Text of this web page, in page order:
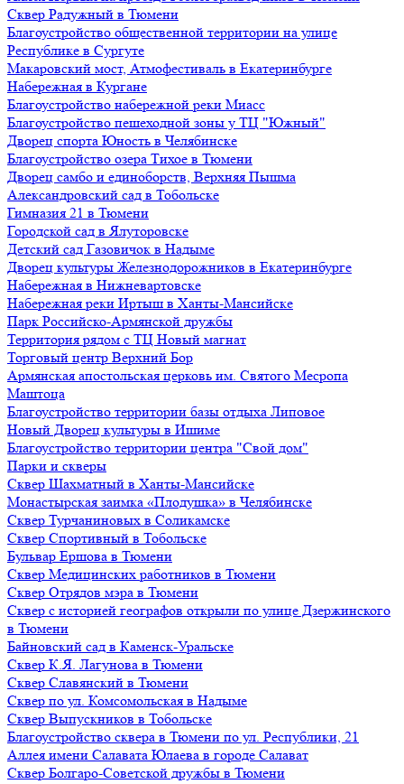
Сквер Радужный в Тюмени
Благоустройство общественной территории на улице
Республике в Сургуте
Макаровский мост, Атмофестиваль в Екатеринбурге
Набережная в Кургане
Благоустройство набережной реки Миасс
Благоустройство пешеходной зоны у ТЦ "Южный"
Дворец спорта Юность в Челябинске
Благоустройство озера Тихое в Тюмени
Дворец самбо и единоборств, Верхняя Пышма
Александровский сад в Тобольске
Гимназия 21 в Тюмени
Городской сад в Ялуторовске
Детский сад Газовичок в Надыме
Дворец культуры Железнодорожников в Екатеринбурге
Набережная в Нижневартовске
Набережная реки Иртыш в Ханты-Мансийске
Парк Российско-Армянской дружбы
Территория рядом с ТЦ Новый магнат
Торговый центр Верхний Бор
Армянская апостольская церковь им. Святого Месропа
Маштоца
Благоустройство территории базы отдыха Липовое
Нoвый Двoрeц культуры в Ишимe
Благоустройство территории центра "Свой дом"
Парки и скверы
Сквер Шахматный в Ханты-Мансийске
Монастырская заимка «Плодушка» в Челябинске
Сквер Турчаниновых в Соликамске
Сквер Спортивный в Тобольске
Бульвар Ершова в Тюмени
Сквер Медицинских работников в Тюмени
Сквер Отрядов мэра в Тюмени
Сквер с историей географов открыли по улице Дзержинского
в Тюмени
Байновский сад в Каменск-Уральске
Сквер К.Я. Лагунова в Тюмени
Сквер Славянский в Тюмени
Сквер по ул. Комсомольская в Надыме
Сквер Выпускников в Тобольске
Благоустройство сквера в Тюмени по ул. Республики, 21
Аллея имени Салавата Юлаева в городе Салават
Сквер Болгаро-Советской дружбы в Тюмени